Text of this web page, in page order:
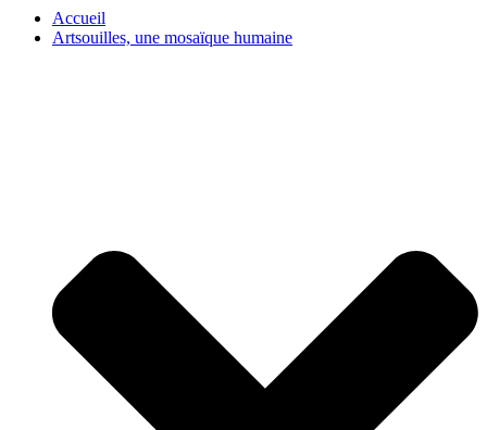
Accueil
Artsouilles, une mosaïque humaine